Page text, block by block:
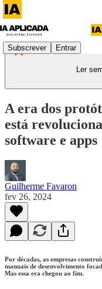
Subscrever Entrar
Ler
A era dos
está
software e apps
Guilherme Favaron
fev 26, 2024
Por décadas, as empresas
manuais de desenvolvimento
Mas essa era chegou ao fim.